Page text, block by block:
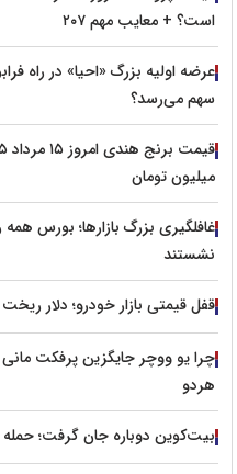
است؟ + معایب مهم ۲۰۷
عرضه اولیه بزرگ «احیا» در راه
سهم می‌رسد؟
میلیون تومان
غافلگیری بزرگ بازارها؛ بورس
نشستند
قفل قیمتی بازار خودرو؛ دلار ریخت اما پژو ۲۰۷ و دنا
چرا یو ووچر جایگزین پرفکت
هردو
بیت‌کوین دوباره جان گرفت؛ حمله به ۶۵ هزار دلار و ریزش تتر در